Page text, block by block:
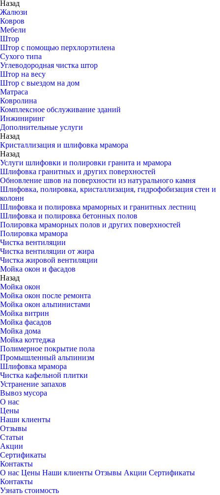
Назад
Жалюзи
Ковров
Мебели
Штор
Штор с помощью перхлорэтилена
Сухого типа
Углеводородная чистка штор
Штор на весу
Штор с выездом на дом
Матраса
Ковролина
Комплексное обслуживание зданий
Инжиниринг
Дополнительные услуги
Назад
Кристаллизация и шлифовка мрамора
Назад
Услуги шлифовки и полировки гранита и мрамора
Шлифовка гранитных и других поверхностей
Обновление швов на поверхности из натурального камня
Шлифовка, полировка, кристаллизация, гидрофобизация стен и
колонн
Шлифовка и полировка мраморных и гранитных лестниц
Шлифовка и полировка бетонных полов
Полировка мраморных полов и других поверхностей
Полировка мрамора
Чистка вентиляции
Чистка вентиляции от жира
Чистка жировой вентиляции
Мойка окон и фасадов
Назад
Мойка окон
Мойка окон после ремонта
Мойка окон альпинистами
Мойка витрин
Мойка фасадов
Мойка дома
Мойка коттеджа
Полимерное покрытие пола
Промышленный альпинизм
Шлифовка мрамора
Чистка кафельной плитки
Устранение запахов
Вывоз мусора
О нас
Цены
Наши клиенты
Отзывы
Статьи
Акции
Сертификаты
Контакты
О нас Цены Наши клиенты Отзывы Акции Сертификаты
Контакты
Узнать стоимость